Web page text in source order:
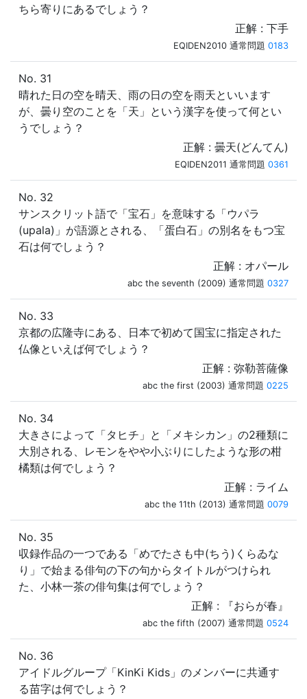
ちら寄りにあるでしょう？
正解 : 下手
EQIDEN2010 通常問題 0183
No. 31
晴れた日の空を晴天、雨の日の空を雨天といいます
が、曇り空のことを「天」という漢字を使って何とい
うでしょう？
正解 : 曇天(どんてん)
EQIDEN2011 通常問題 0361
No. 32
サンスクリット語で「宝石」を意味する「ウパラ
(upala)」が語源とされる、「蛋白石」の別名をもつ宝
石は何でしょう？
正解 : オパール
abc the seventh (2009) 通常問題 0327
No. 33
京都の広隆寺にある、日本で初めて国宝に指定された
仏像といえば何でしょう？
正解 : 弥勒菩薩像
abc the first (2003) 通常問題 0225
No. 34
大きさによって「タヒチ」と「メキシカン」の2種類に
大別される、レモンをやや小ぶりにしたような形の柑
橘類は何でしょう？
正解 : ライム
abc the 11th (2013) 通常問題 0079
No. 35
収録作品の一つである「めでたさも中(ちう)くらゐな
り」で始まる俳句の下の句からタイトルがつけられ
た、小林一茶の俳句集は何でしょう？
正解 : 『おらが春』
abc the fifth (2007) 通常問題 0524
No. 36
アイドルグループ「KinKi Kids」のメンバーに共通す
る苗字は何でしょう？